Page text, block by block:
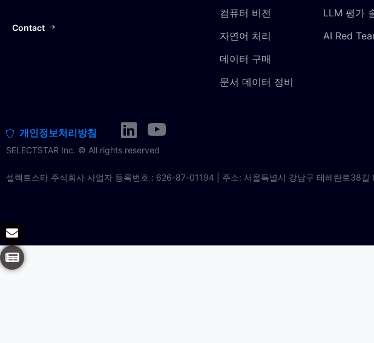
Contact
컴퓨터 비전
자연어 처리
데이터 구매
문서 데이터 정비
LLM 평가
AI Red
개인정보처리방침
SELECTSTAR Inc. © All rights reserved
셀렉트스타 주식회사 사업자 등록번호 : 626-87-01194 | 주소: 서울특별시 강남구 테헤란로38길